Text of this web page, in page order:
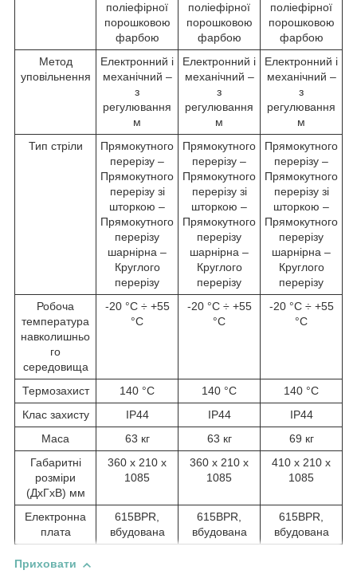
поліефірної
порошковою
фарбою
поліефірної
порошковою
фарбою
поліефірної
порошковою
фарбою
Метод
уповільнення
Електронний і
механічний –
з
регулювання
м
Електронний і
механічний –
з
регулювання
м
Електронний і
механічний –
з
регулювання
м
Тип стріли
Прямокутного
перерізу –
Прямокутного
перерізу зі
шторкою –
Прямокутного
перерізу
шарнірна –
Круглого
перерізу
Прямокутного
перерізу –
Прямокутного
перерізу зі
шторкою –
Прямокутного
перерізу
шарнірна –
Круглого
перерізу
Прямокутного
перерізу –
Прямокутного
перерізу зі
шторкою –
Прямокутного
перерізу
шарнірна –
Круглого
перерізу
Робоча
температура
навколишньо
го
середовища
-20 °C ÷ +55
°C
-20 °C ÷ +55
°C
-20 °C ÷ +55
°C
Термозахист 140 °C 140 °C
140 °C
Клас захисту
IP44 IP44
IP44
Маса
63 кг 63 кг
69 кг
Габаритні
розміри
(ДхГхВ) мм
360 x 210 x
1085
360 x 210 x
1085
410 x 210 x
1085
Електронна
плата
615BPR,
вбудована
615BPR,
вбудована
615BPR,
вбудована
Приховати